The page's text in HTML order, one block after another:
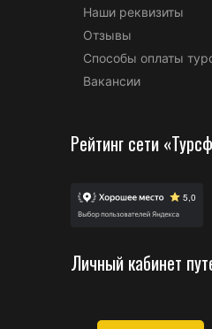
Наши реквизиты
Отзывы
Способы оплаты
Вакансии
Рейтинг сети
Личный кабинет